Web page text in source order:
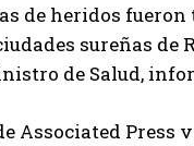
de heridos
sureñas
de Salud,
Associated Press